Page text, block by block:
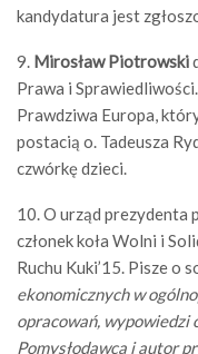
kandydatura jest
9. Mirosław Piotrowski
Prawa i
Prawdziwa Europa,
postacią o. Tadeusza
czwórkę dzieci.
10. O urząd prezydenta
członek koła Wolni i
Ruchu Kuki’15. Pisze o
ekonomicznych w
opracowań, wypowiedzi
Pomysłodawca i autor